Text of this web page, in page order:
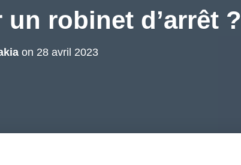
robinet d’arrêt ?
on 28 avril 2023